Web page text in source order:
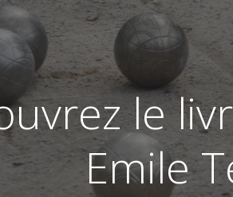
le
Emile